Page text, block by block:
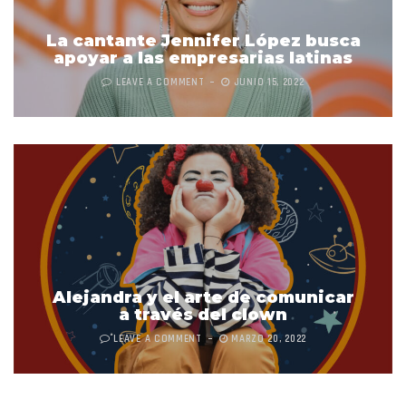
La cantante Jennifer López busca
apoyar a las empresarias latinas
LEAVE A COMMENT JUNIO 15, 2022
Alejandra y el arte de comunicar
a través del clown
LEAVE A COMMENT MARZO 20, 2022